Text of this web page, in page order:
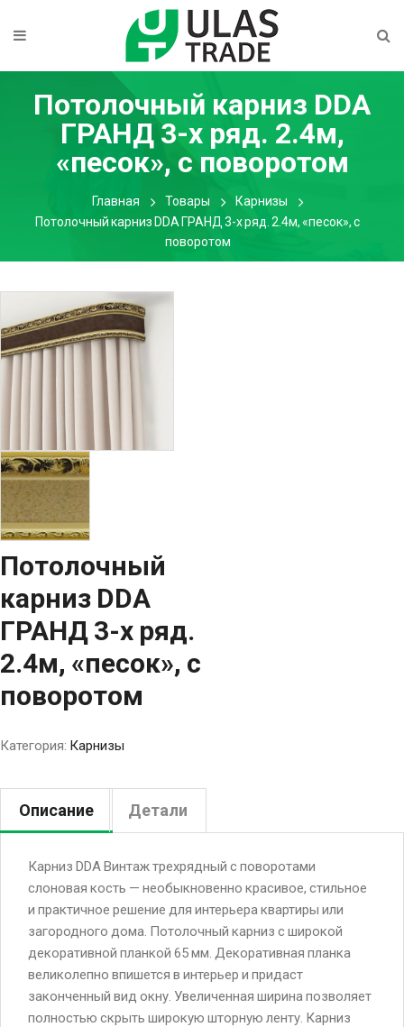
Потолочный карниз DDA
ГРАНД 3-х ряд. 2.4м,
«песок», с поворотом
Главная Товары
Карнизы
Потолочный карниз DDA ГРАНД 3-х ряд. 2.4м, «песок», с
поворотом
Потолочный
карниз DDA
ГРАНД 3-х ряд.
2.4м, «песок», с
поворотом
Категория: Карнизы
Описание Детали
Карниз DDA Винтаж трехрядный с поворотами
слоновая кость — необыкновенно красивое, стильное
и практичное решение для интерьера квартиры или
загородного дома. Потолочный карниз с широкой
декоративной планкой 65 мм. Декоративная планка
великолепно впишется в интерьер и придаст
законченный вид окну. Увеличенная ширина позволяет
полностью скрыть широкую шторную ленту. Карниз